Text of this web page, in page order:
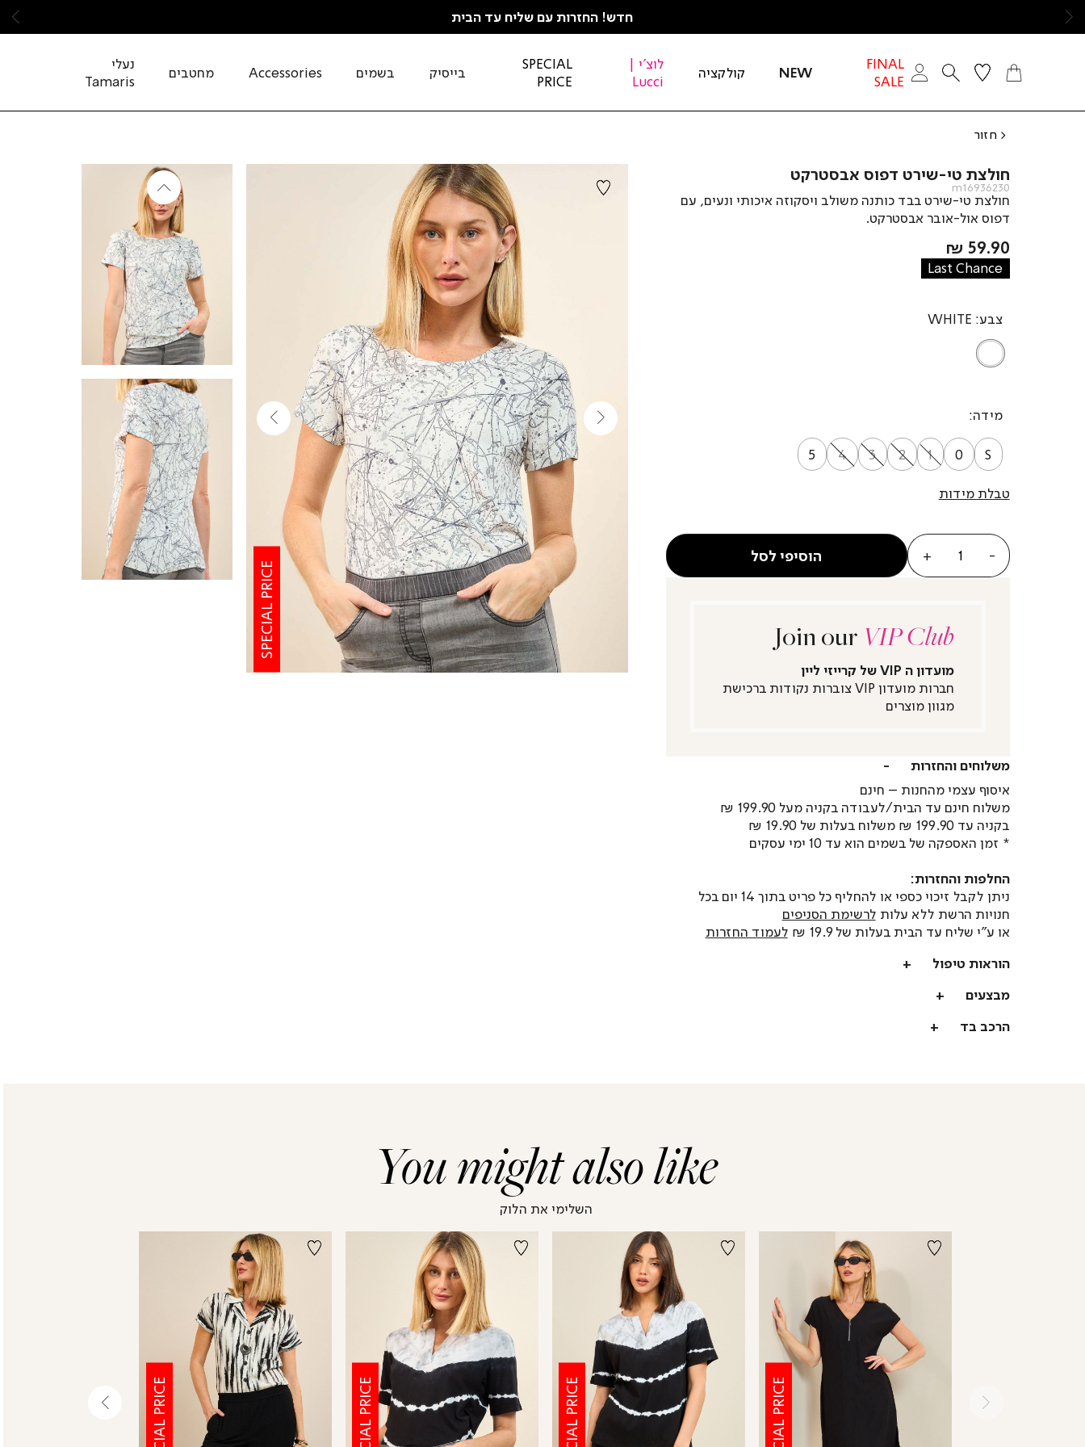
חדש! החזרות עם שליח עד הבית
FINAL
SALE
NEW קולקציה
לוצ'י |
Lucci
SPECIAL
PRICE
בייסיק בשמים Accessories מחטבים
נעלי
Tamaris
חזור
חולצת טי-שירט דפוס אבסטרקט
m16936230
חולצת טי-שירט בבד כותנה משולב ויסקוזה איכותי ונעים, עם
דפוס אול-אובר אבסטרקט.
מחיר
מוצר
59.90 ₪
Last Chance
צבע WHITE
WHITE
מידה
S
0
1
2
3
4
5
טבלת מידות
הוסיפי לסל
Join ourVIP Club
מועדון ה VIP של קרייזי ליין
חברות מועדון VIP צוברות נקודות ברכישת
מגוון מוצרים
משלוחים והחזרות
הוראות טיפול
מבצעים
הרכב בד
איסוף עצמי מהחנות – חינם
משלוח חינם עד הבית/לעבודה בקניה מעל 199.90 ₪
בקניה עד 199.90 ₪ משלוח בעלות של 19.90 ₪
* זמן האספקה של בשמים הוא עד 10 ימי עסקים
החלפות והחזרות:
ניתן לקבל זיכוי כספי או להחליף כל פריט בתוך 14 יום בכל
חנויות הרשת ללא עלותלרשימת הסניפים
או ע"י שליח עד הבית בעלות של 19.9 ₪
לעמוד החזרות
SPECIAL PRICE
You might also like
השלימי את הלוק
SPECIAL PRICE
SPECIAL PRICE
SPECIAL PRICE
SPECIAL PRICE
SPECIAL PRICE